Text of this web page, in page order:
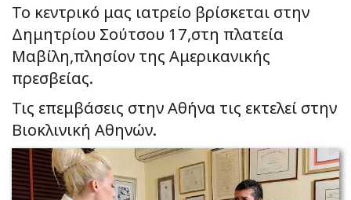
Το κεντρικό μας ιατρείο βρίσκεται στην
Δημητρίου Σούτσου 17,στη πλατεία
Μαβίλη,πλησίον της Αμερικανικής
πρεσβείας.
Τις επεμβάσεις στην Αθήνα τις εκτελεί στην
Βιοκλινική Αθηνών.